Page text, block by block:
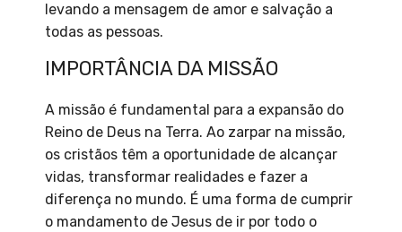
levando a mensagem de amor e salvação a
todas as pessoas.
IMPORTÂNCIA DA MISSÃO
A missão é fundamental para a expansão do
Reino de Deus na Terra. Ao zarpar na missão,
os cristãos têm a oportunidade de alcançar
vidas, transformar realidades e fazer a
diferença no mundo. É uma forma de cumprir
o mandamento de Jesus de ir por todo o